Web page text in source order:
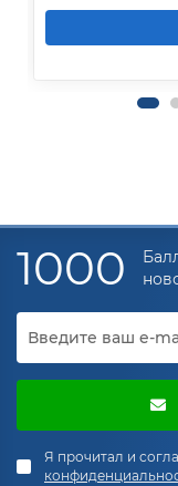
1000
Я прочитал и